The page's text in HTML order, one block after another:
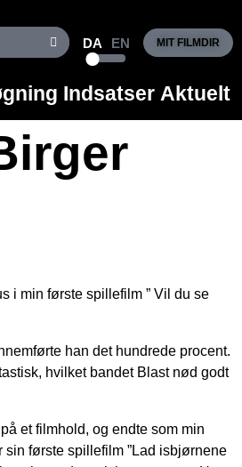
DA EN MIT FILMDIR
Indsatser Aktuelt
i min første spillefilm ” Vil du se
han det hundrede procent.
hvilket bandet Blast nød godt
et filmhold, og endte som min
første spillefilm ”Lad isbjørnene